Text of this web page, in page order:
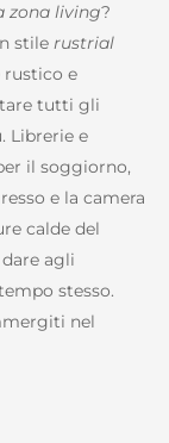
zona living?
stile rustrial
rustico e
tutti gli
Librerie e
il soggiorno,
e la camera
calde del
agli
stesso.
nel